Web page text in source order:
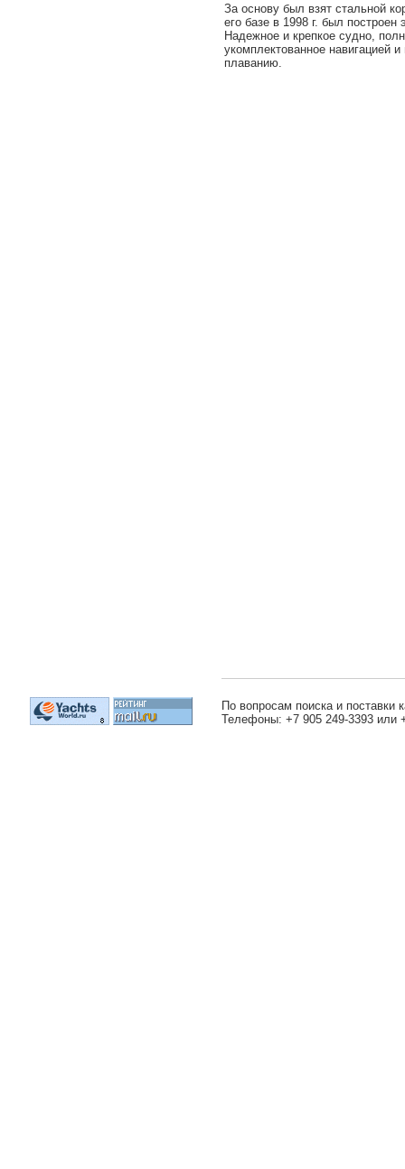
За основу был взят стальной
его базе в 1998 г. был построен
Надежное и крепкое судно,
укомплектованное навигацией и
плаванию.
По вопросам поиска и поставки
Телефоны: +7 905 249-3393 или